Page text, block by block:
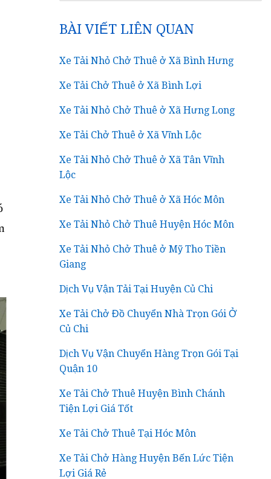
BÀI VIẾT LIÊN QUAN
Xe Tải Nhỏ Chở Thuê ở Xã Bình Hưng
Xe Tải Chở Thuê ở Xã Bình Lợi
Xe Tải Nhỏ Chở Thuê ở Xã Hưng Long
Xe Tải Chở Thuê ở Xã Vĩnh Lộc
Xe Tải Nhỏ Chở Thuê ở Xã Tân Vĩnh
Lộc
Xe Tải Nhỏ Chở Thuê ở Xã Hóc Môn
Xe Tải Nhỏ Chở Thuê Huyện Hóc Môn
Xe Tải Nhỏ Chở Thuê ở Mỹ Tho Tiền
Giang
Dịch Vụ Vận Tải Tại Huyện Củ Chi
Xe Tải Chở Đồ Chuyển Nhà Trọn Gói Ở
Củ Chi
Dịch Vụ Vận Chuyển Hàng Trọn Gói Tại
Quận 10
Xe Tải Chở Thuê Huyện Bình Chánh
Tiện Lợi Giá Tốt
Xe Tải Chở Thuê Tại Hóc Môn
Xe Tải Chở Hàng Huyện Bến Lức Tiện
Lợi Giá Rẻ